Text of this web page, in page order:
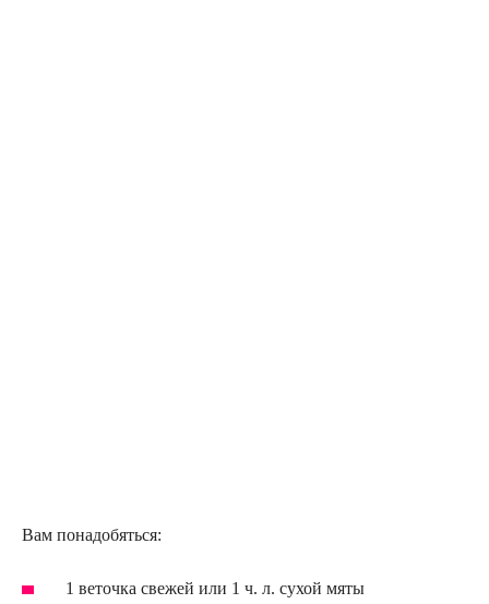
Вам понадобяться:
1 веточка свежей или 1 ч. л. сухой мяты